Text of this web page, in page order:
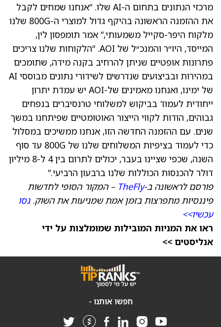
מרכזי הנתונים בתחום ה-AI שלו. “אנחנו שמחים לקבל
את ההזמנה הראשונה בהיקף גדול למוצרי ה-800G שלנו
מלקוח היפר-סקייל משמעותי,” אמר תומפסון לין,
המייסד, היו״ר והמנכ״ל של AOI. “הלקוחות שלנו צריכים
פתרונות אופטיים שניתן להרחיב בקנה מידה, שתומכים
במהירות ובביצועים שנדרשים לשידורי נתונים מבוססי AI
של ימינו, ואנחנו מאמינים של-AOI יש עמדת יתרון
ייחודית לעמוד בביקוש למשלוחי טרנסיברים בנפחים
גבוהים, הודות לקווי הייצור האוטומטיים שפיתחנו במשך
שנים. עם ההזמנה החדשה הזו, אנחנו ממשיכים במסלול
כדי לעמוד בציפיות המשלוחים שלנו של 800G עד סוף
השנה, שכפי שציינו בעבר, יכולים לתרום בין 4 ל-8 מיליון
דולר להכנסות הכוללות שלנו ברבעון הרביעי.”
פורסם לראשונה ב-TheFly – המקור הסופי לחדשות
פיננסיות מתפרצות בזמן אמת שמניעות את השוק.נסו
עכשיו>>
ראו את המניות המובילות שמומלצות על ידי
אנליסטים >>
חפשו אותנו -